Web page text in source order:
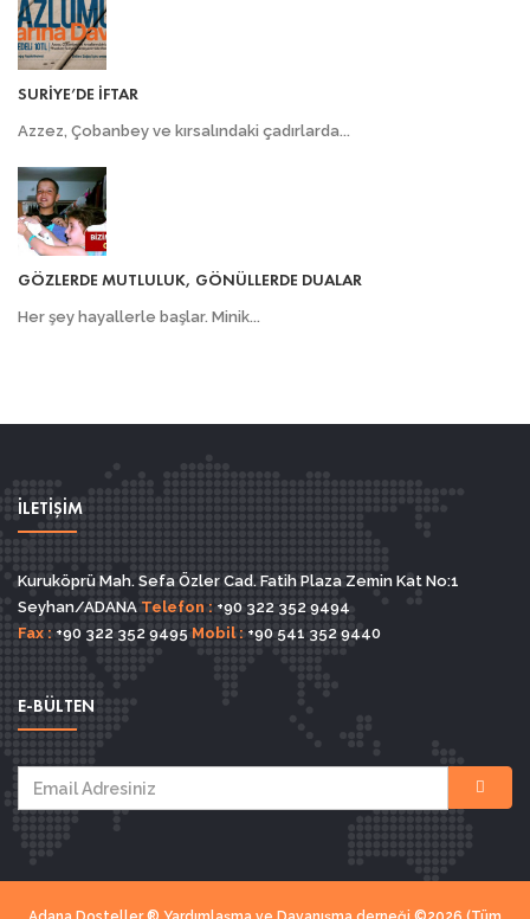
SURİYE’DE İFTAR
Azzez, Çobanbey ve kırsalındaki çadırlarda...
GÖZLERDE MUTLULUK, GÖNÜLLERDE DUALAR
Her şey hayallerle başlar. Minik...
İLETİŞİM
Kuruköprü Mah. Sefa Özler Cad. Fatih Plaza Zemin Kat No:1
Seyhan/ADANA Telefon : +90 322 352 9494
Fax : +90 322 352 9495 Mobil : +90 541 352 9440
E-BÜLTEN